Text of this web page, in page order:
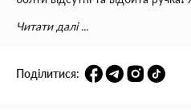
зручна ➰Виготовлена з
прямокутна Розмір сковороди:
Читати далі ...
Поділитися: